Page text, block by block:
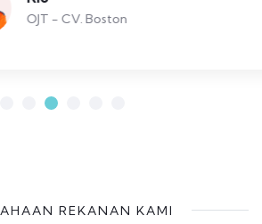
CV. Boston
REKANAN KAMI